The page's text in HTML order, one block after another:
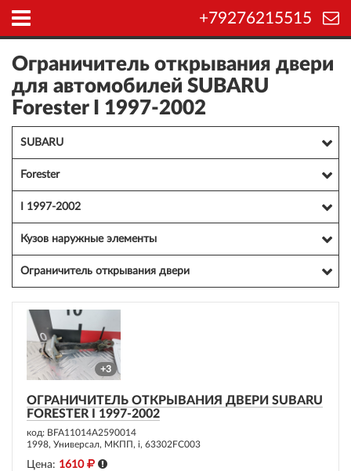
+79276215515
Ограничитель открывания двери
для автомобилей SUBARU
Forester I 1997-2002
SUBARU
Forester
I 1997-2002
Кузов наружные элементы
Ограничитель открывания двери
+3
ОГРАНИЧИТЕЛЬ ОТКРЫВАНИЯ ДВЕРИ SUBARU
FORESTER I 1997-2002
код: BFA11014A2590014
1998, Универсал, МКПП, i, 63302FC003
Цена: 1610